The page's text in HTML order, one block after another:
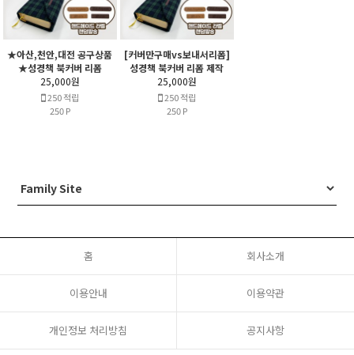
★아산,천안,대전 공구상품
★성경책 북커버 리폼
25,000원
250 적립
250 P
[커버만구매vs보내서리폼]
성경책 북커버 리폼 제작
25,000원
250 적립
250 P
홈 회사소개
이용안내 이용약관
개인정보 처리방침 공지사항